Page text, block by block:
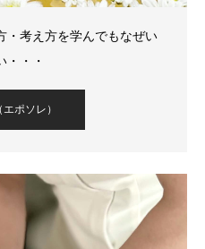
・考え方を学んでもなぜい
・・・
ポソレ）